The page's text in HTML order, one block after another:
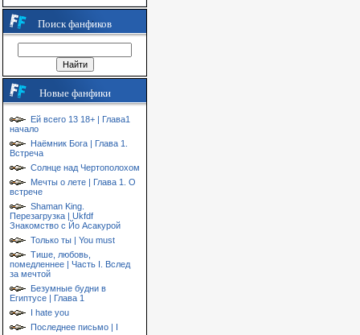
Поиск фанфиков
Новые фанфики
Ей всего 13 18+ | Глава1
начало
Наёмник Бога | Глава 1.
Встреча
Солнце над Чертополохом
Мечты о лете | Глава 1. О
встрече
Shaman King.
Перезагрузка | Ukfdf
Знакомство с Йо Асакурой
Только ты | You must
Тише, любовь,
помедленнее | Часть I. Вслед
за мечтой
Безумные будни в
Египтусе | Глава 1
I hate you
Последнее письмо | I